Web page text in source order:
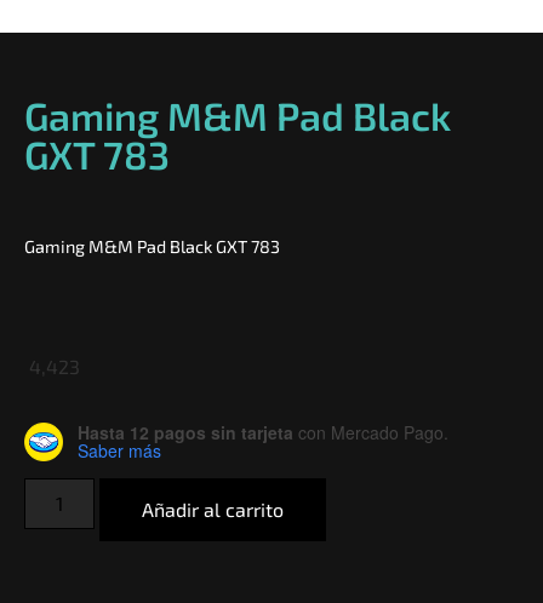
Gaming M&M Pad Black
GXT 783
Gaming M&M Pad Black GXT 783
4,423
Hasta 12 pagos sin tarjeta con Mercado Pago.
Saber más
Añadir al carrito